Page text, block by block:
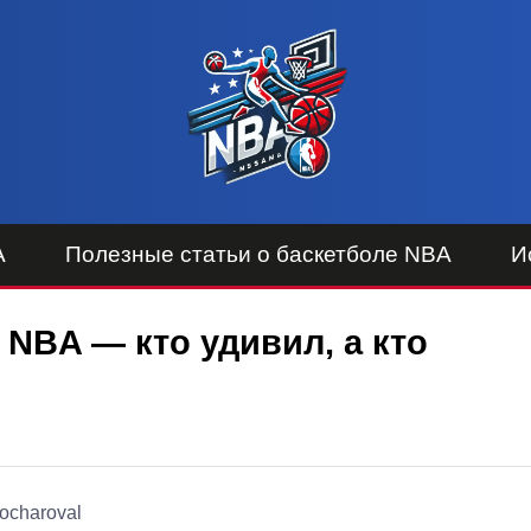
Полезные статьи о баскетболе NBA
— кто удивил, а кто